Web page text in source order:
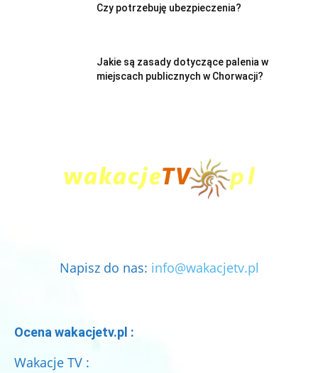
Czy potrzebuję ubezpieczenia?
Jakie są zasady dotyczące palenia w
miejscach publicznych w Chorwacji?
Napisz do nas: info@wakacjetv.pl
Ocena wakacjetv.pl :
Wakacje TV :